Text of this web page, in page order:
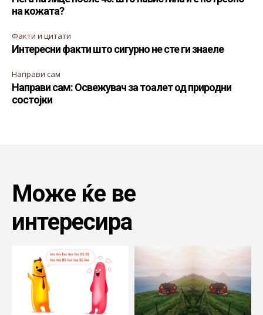
на кожата?
Факти и цитати
Интересни факти што сигурно не сте ги знаеле
Направи сам
Направи сам: Освежувач за тоалет од природни
состојки
Може ќе ве
интересира